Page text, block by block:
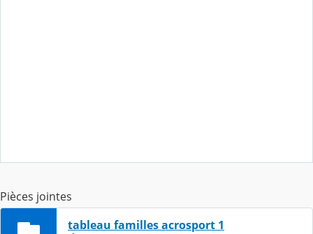
Pièces jointes
tableau familles acrosport 1